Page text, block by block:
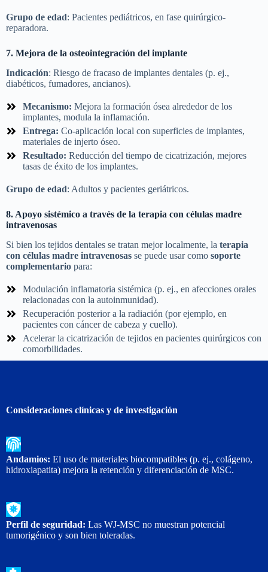
Grupo de edad: Pacientes pediátricos, en fase quirúrgico-
reparadora.
7. Mejora de la osteointegración del implante
Indicación: Riesgo de fracaso de implantes dentales (p. ej.,
diabéticos, fumadores, ancianos).
Mecanismo: Mejora la formación ósea alrededor de los
implantes, modula la inflamación.
Entrega: Co-aplicación local con superficies de implantes,
materiales de injerto óseo.
Resultado: Reducción del tiempo de cicatrización, mejores
tasas de éxito de los implantes.
Grupo de edad: Adultos y pacientes geriátricos.
8. Apoyo sistémico a través de la terapia con células madre
intravenosas
Si bien los tejidos dentales se tratan mejor localmente, la terapia
con células madre intravenosas se puede usar como soporte
complementario para:
Modulación inflamatoria sistémica (p. ej., en afecciones orales
relacionadas con la autoinmunidad).
Recuperación posterior a la radiación (por ejemplo, en
pacientes con cáncer de cabeza y cuello).
Acelerar la cicatrización de tejidos en pacientes quirúrgicos con
comorbilidades.
Consideraciones clínicas y de investigación
Andamios: El uso de materiales biocompatibles (p. ej., colágeno,
hidroxiapatita) mejora la retención y diferenciación de MSC.
Perfil de seguridad: Las WJ-MSC no muestran potencial
tumorigénico y son bien toleradas.